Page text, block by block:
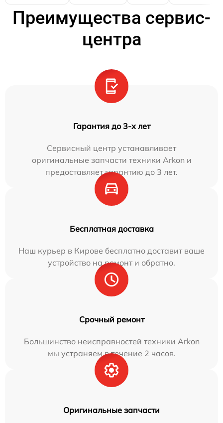
Преимущества сервис-
центра
Гарантия до 3-х лет
Сервисный центр устанавливает
оригинальные запчасти техники Arkon и
предоставляет гарантию до 3 лет.
Бесплатная доставка
Наш курьер в Кирове бесплатно доставит ваше
устройство на ремонт и обратно.
Срочный ремонт
Большинство неисправностей техники Arkon
мы устраняем в течение 2 часов.
Оригинальные запчасти